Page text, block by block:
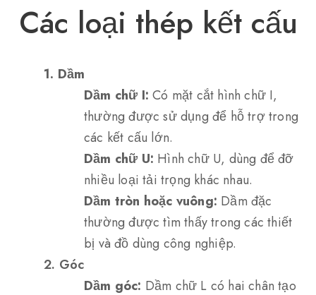
Các loại thép kết cấu
1. Dầm
Dầm chữ I: Có mặt cắt hình chữ I,
thường được sử dụng để hỗ trợ trong
các kết cấu lớn.
Dầm chữ U: Hình chữ U, dùng để đỡ
nhiều loại tải trọng khác nhau.
Dầm tròn hoặc vuông: Dầm đặc
thường được tìm thấy trong các thiết
bị và đồ dùng công nghiệp.
2. Góc
Dầm góc: Dầm chữ L có hai chân tạo